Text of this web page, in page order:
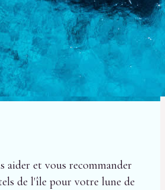
aider et vous recommander
de l'île pour votre lune de